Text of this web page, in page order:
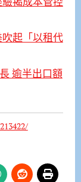
起「以租代
逾半出口額